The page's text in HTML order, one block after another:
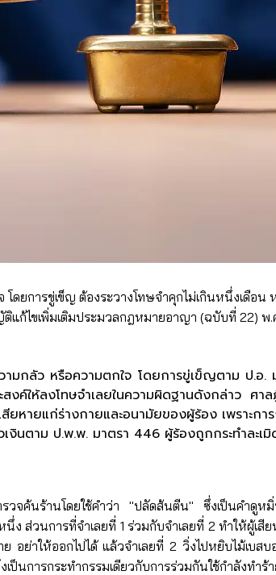
การขู่เข็ญ ต้องระวางโทษจำคุกไม่เกินหนึ่งเดือ
ไขเพิ่มเติมประมวลกฎหมายอาญา (ฉบับที่ 22) พ.
ามกลัว หรือความตกใจ โดยการขู่เข็ญตาม ป.อ
ค์ให้ลงโทษจำเลยในความผิดฐานดังกล่าว ศา
ยหายแก่ร่างกายและอนามัยของผู้ร้อง เพราะก
งินตาม ป.พ.พ. มาตรา 446 ผู้ร้องถูกกระทำละเ
วจค้นร้านโดยใช้คำว่า "ปลัดส้นตีน" ซึ่งเป็นคำดูห
ง ส่วนการที่จำเลยที่ 1 ร่วมกับจำเลยที่ 2 ทำให้ผู้เสี
อย่าให้ออกไปได้ แล้วจำเลยที่ 2 วิ่งไปหยิบไม้เบส
ป็นการกระทำกรรมเดียวกับการร่วมกันใช้กำลังทำ